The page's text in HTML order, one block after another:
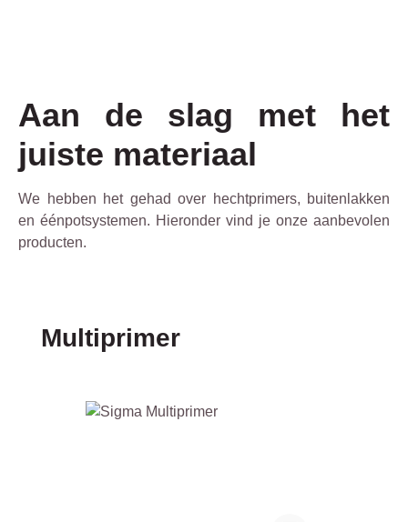
Aan de slag met het
juiste materiaal
We hebben het gehad over hechtprimers, buitenlakken
en éénpotsystemen. Hieronder vind je onze aanbevolen
producten.
Productgalerij overslaan
Multiprimer